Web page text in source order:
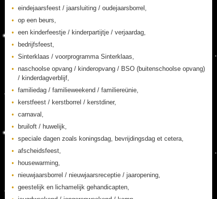
eindejaarsfeest / jaarsluiting / oudejaarsborrel,
op een beurs,
een kinderfeestje / kinderpartijtje / verjaardag,
bedrijfsfeest,
Sinterklaas / voorprogramma Sinterklaas,
naschoolse opvang / kinderopvang / BSO (buitenschoolse opvang)
/ kinderdagverblijf,
familiedag / familieweekend / familiereünie,
kerstfeest / kerstborrel / kerstdiner,
carnaval,
bruiloft / huwelijk,
speciale dagen zoals koningsdag, bevrijdingsdag et cetera,
afscheidsfeest,
housewarming,
nieuwjaarsborrel / nieuwjaarsreceptie / jaaropening,
geestelijk en lichamelijk gehandicapten,